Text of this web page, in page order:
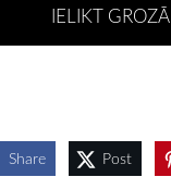
IELIKT GROZĀ
Share Post